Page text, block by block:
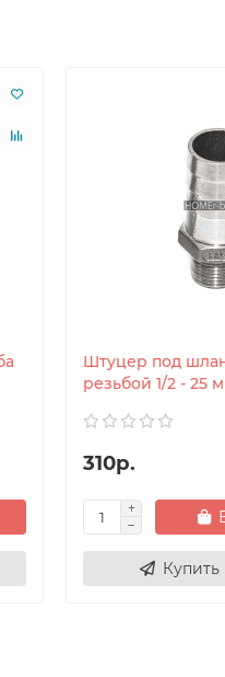
Штуцер под
резьбой 1/2 - 25
310р.
Купить